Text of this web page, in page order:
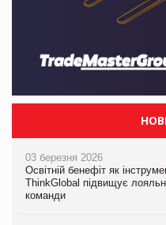
03 березня 2026
Освітній бенефіт як
ThinkGlobal підвищує
команди